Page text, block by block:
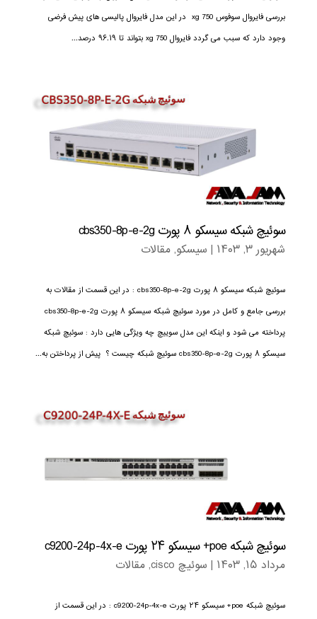
بررسی فایروال سوفوس xg 750 در این مدل فایروال پالیسی های پیش فرضی
وجود دارد که سبب می گردد فایروال xg 750 بتواند تا ۹۶.۱۹ درصد...
سوئیچ شبکه سیسکو ۸ پورت cbs350-8p-e-2g
شهریور ۳, ۱۴۰۳ | سیسکو,مقالات
سوئیچ شبکه سیسکو ۸ پورت cbs350-8p-e-2g : در این قسمت از مقالات به
بررسی جامع و کامل در مورد سوئیچ شبکه سیسکو ۸ پورت cbs350-8p-e-2g
پرداخته می شود و اینکه این مدل سوییچ چه ویژگی هایی دارد : سوئیچ شبکه
سیسکو ۸ پورت cbs350-8p-e-2g سوئیچ شبکه چیست ؟ پیش از پرداختن به...
سوئیچ شبکه poe+ سیسکو ۲۴ پورت c9200-24p-4x-e
مرداد ۱۵, ۱۴۰۳ | سوئیچ cisco ,مقالات
سوئیچ شبکه poe+ سیسکو ۲۴ پورت c9200-24p-4x-e : در این قسمت از